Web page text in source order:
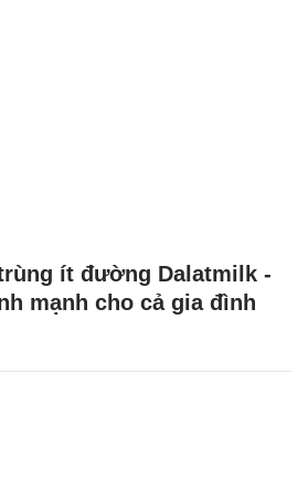
ít đường Dalatmilk -
mạnh cho cả gia đình